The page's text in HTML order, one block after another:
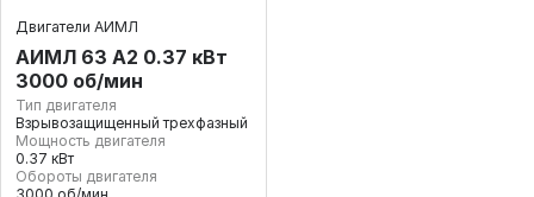
Двигатели АИМЛ
АИМЛ 63 А2 0.37 кВт
3000 об/мин
Тип двигателя
Взрывозащищенный трехфазный
Мощность двигателя
0.37 кВт
Обороты двигателя